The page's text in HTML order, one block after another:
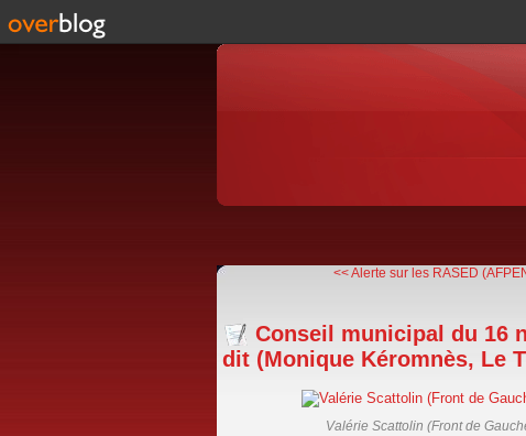
<< Alerte sur les RASED
Conseil municipal du 16
dit (Monique Kéromnès, Le
Valérie Scattolin (Front de